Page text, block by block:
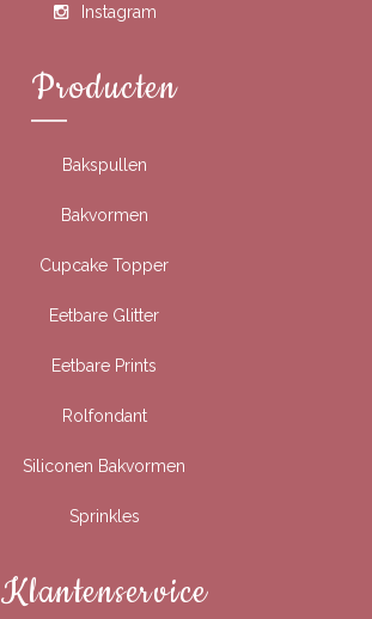
Instagram
Producten
Bakspullen
Bakvormen
Cupcake Topper
Eetbare Glitter
Eetbare Prints
Rolfondant
Siliconen Bakvormen
Sprinkles
Klantenservice